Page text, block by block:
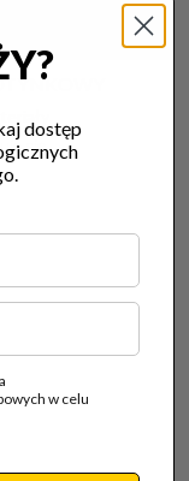
się…
dostęp
w celu